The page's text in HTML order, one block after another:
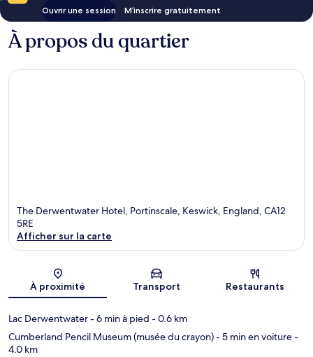
Ouvrir une session M’inscrire gratuitement
À propos du quartier
The Derwentwater Hotel, Portinscale, Keswick, England, CA12
5RE
Afficher sur la carte
À proximité Transport Restaurants
Lac Derwentwater- 6 min à pied - 0.6 km
Cumberland Pencil Museum (musée du crayon)- 5 min en voiture-
4.0 km